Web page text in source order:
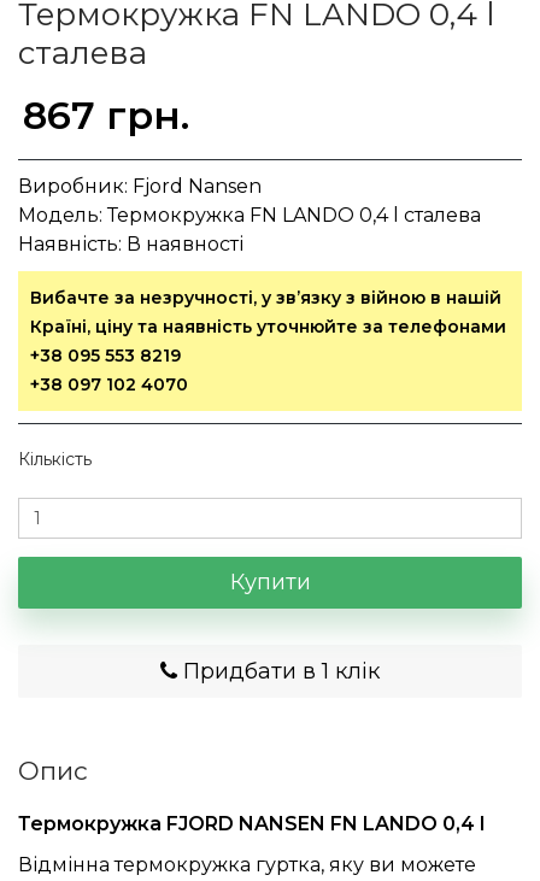
Термокружка FN LANDO 0,4 l
сталева
867 грн.
Виробник: Fjord Nansen
Модель:Термокружка FN LANDO 0,4 l сталева
Наявність: В наявності
Вибачте за незручності, у зв’язку з війною в нашій
Країні, ціну та наявність уточнюйте за телефонами
+38 095 553 8219
+38 097 102 4070
Кількість
Купити
Придбати в 1 клік
Опис
Термокружка FJORD NANSEN FN LANDO 0,4 l
Відмінна термокружка гуртка, яку ви можете